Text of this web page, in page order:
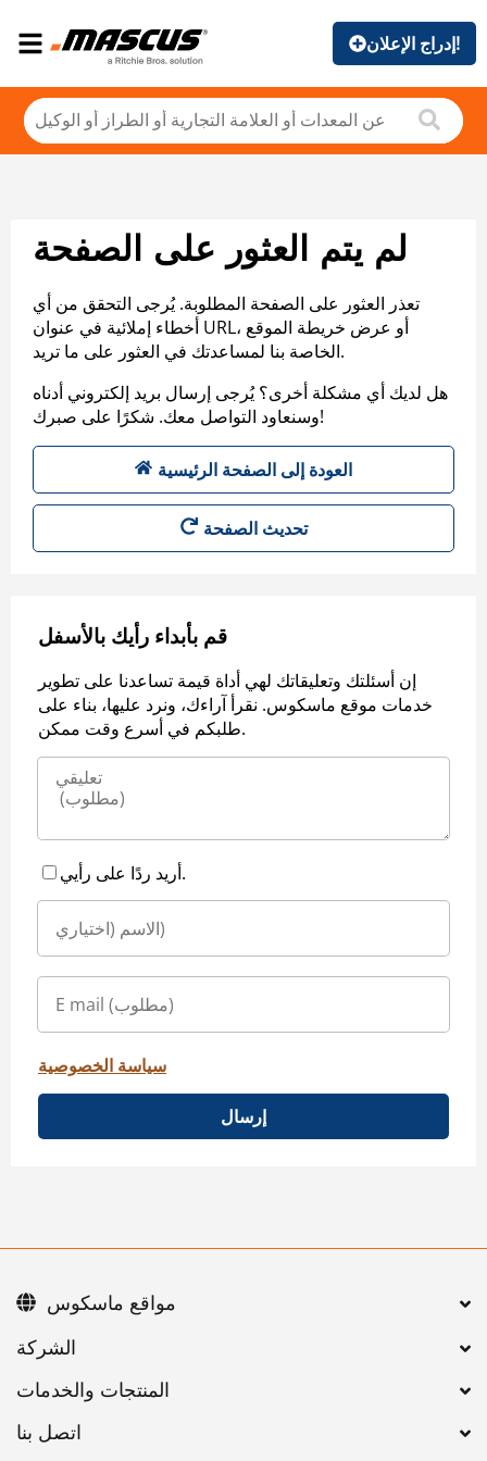
إدراج الإعلان!
لم يتم العثور على الصفحة
تعذر العثور على الصفحة المطلوبة. يُرجى التحقق من أي
أخطاء إملائية في عنوان URL، أو عرض خريطة الموقع
الخاصة بنا لمساعدتك في العثور على ما تريد.
هل لديك أي مشكلة أخرى؟ يُرجى إرسال بريد إلكتروني أدناه
وسنعاود التواصل معك. شكرًا على صبرك!
العودة إلى الصفحة الرئيسية
تحديث الصفحة
قم بأبداء رأيك بالأسفل
إن أسئلتك وتعليقاتك لهي أداة قيمة تساعدنا على تطوير
خدمات موقع ماسكوس. نقرأ آراءك، ونرد عليها، بناء على
طلبكم في أسرع وقت ممكن.
أريد ردًا على رأيي.
سياسة الخصوصية
إرسال
اتصل بنا
مواقع ماسكوس